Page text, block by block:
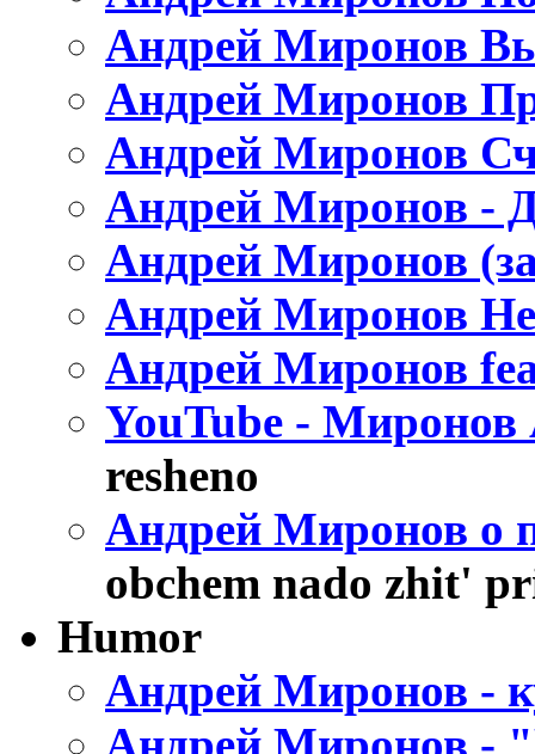
Андрей Миронов Вы
Андрей Миронов
Андрей Миронов
Андрей Миронов -
Андрей Миронов
Андрей Миронов
Андрей Миронов
YouTube - Миронов
resheno
Андрей Миронов о
obchem nado zhit'
Humor
Андрей Миронов -